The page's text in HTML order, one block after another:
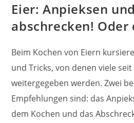
Eier: Anpieksen und
abschrecken! Oder
Beim Kochen von Eiern
und Tricks, von denen viele
weitergegeben werden. Zwei
Empfehlungen sind: das
dem Kochen und das